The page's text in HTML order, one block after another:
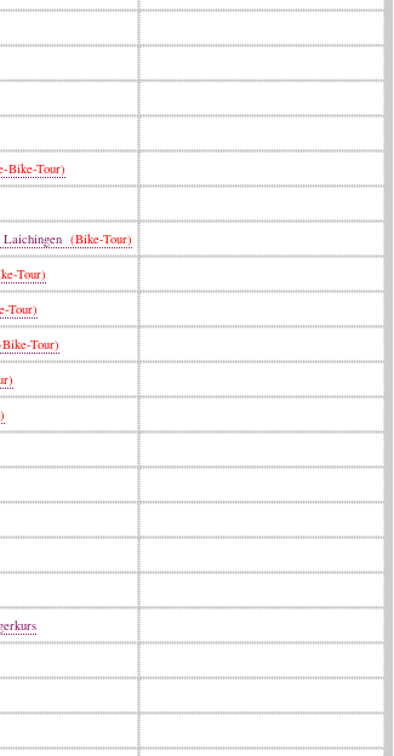
Bike-Tour)
Laichingen (Bike-Tour)
Tour)
Tour)
Tour)